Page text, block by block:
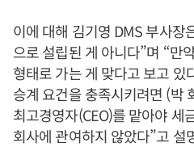
이에 대해 김기영 DMS 부사장
으로 설립된 게 아니다”며 “만
형태로 가는 게 맞다고 보고 있
승계 요건을 충족시키려면 (박
최고경영자(CEO)를 맡아야 세
회사에 관여하지 않았다”고 설